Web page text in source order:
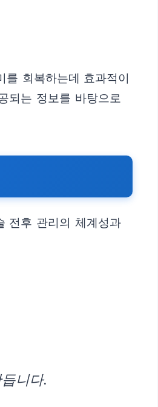
회복하는데 효과적이
되는 정보를 바탕으로
전후 관리의 체계성과
니다.